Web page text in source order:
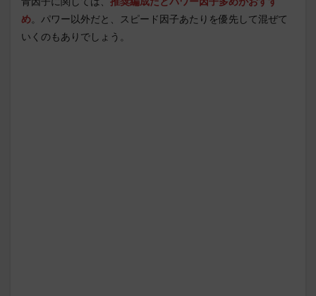
め。パワー以外だと、スピード因子あたりを優先して混ぜて
いくのもありでしょう。